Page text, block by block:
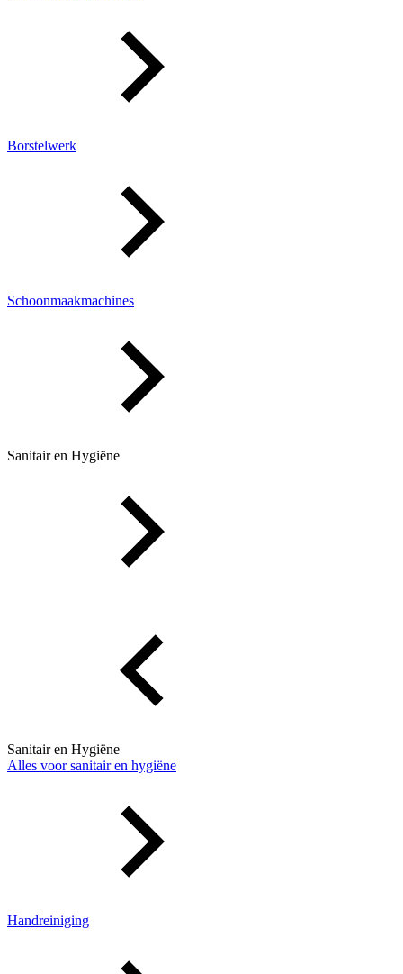
Borstelwerk
Schoonmaakmachines
Sanitair en Hygiëne
Sanitair en Hygiëne
Alles voor sanitair en hygiëne
Handreiniging